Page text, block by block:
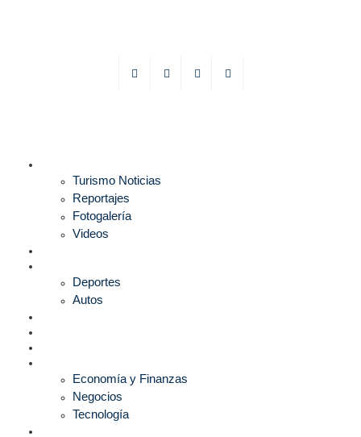
Turismo Noticias
Reportajes
Fotogalería
Videos
Deportes
Autos
Economía y Finanzas
Negocios
Tecnología